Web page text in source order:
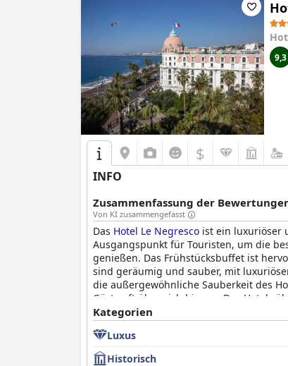
9,3
$
INFO
Zusammenfassung der
Von KI zusammengefasst
Das Hotel Le Negresco ist ein luxuriöser
Ausgangspunkt für Touristen, um die
genießen. Das Frühstücksbuffet ist
sind geräumig und sauber, mit
die außergewöhnliche Sauberkeit des
Gäste oft über sich hinaus. Das Hotel
Le Negrescoist nicht nur ein Hotel,
Elementen. Der Luxus und die
Kategorien
Luxus
Historisch